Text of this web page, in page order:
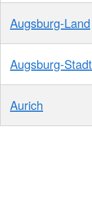
Augsburg-Land
Augsburg-Stadt
Aurich